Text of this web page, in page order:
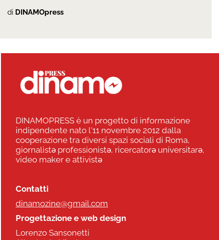
di DINAMOpress
DINAMOPRESS è un progetto di informazione
indipendente nato l'11 novembre 2012 dalla
cooperazione tra diversi spazi sociali di Roma,
giornalistə professionistə, ricercatorə universitarə,
video maker e attivistə
Contatti
dinamozine@gmail.com
Progettazione e web design
Lorenzo Sansonetti